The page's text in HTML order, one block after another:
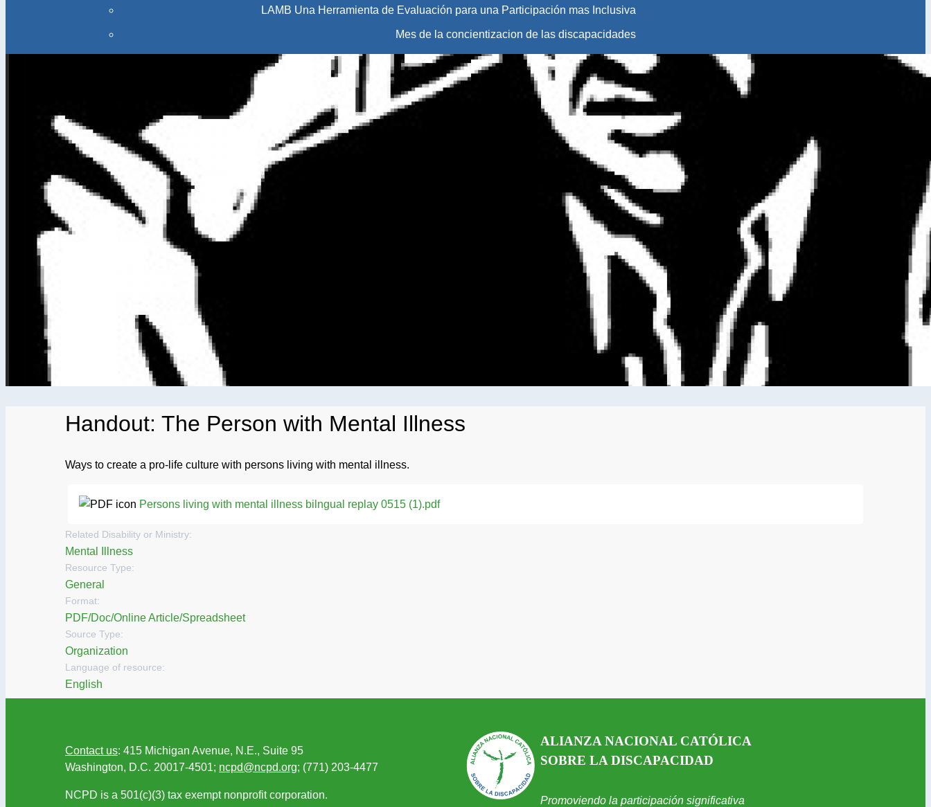
LAMB Una Herramienta de Evaluación para una Participación mas Inclusiva
Mes de la concientizacion de las discapacidades
Handout: The Person with Mental Illness
Ways to create a pro-life culture with persons living with mental illness.
Persons living with mental illness bilngual replay 0515 (1).pdf
Related Disability or Ministry:
Mental Illness
Resource Type:
General
Format:
PDF/Doc/Online Article/Spreadsheet
Source Type:
Organization
Language of resource:
English
ALIANZA NACIONAL CATÓLICA
SOBRE LA DISCAPACIDAD
Promoviendo la participación significativa
Contact us: 415 Michigan Avenue, N.E., Suite 95
Washington, D.C. 20017-4501; ncpd@ncpd.org; (771) 203-4477
NCPD is a 501(c)(3) tax exempt nonprofit corporation.